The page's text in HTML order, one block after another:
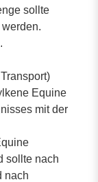
sollte
Equine
mit der
sollte nach
nach